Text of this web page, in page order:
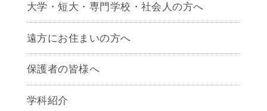
大学・短大・専門学校・社会人の方へ
遠方にお住まいの方へ
保護者の皆様へ
学科紹介